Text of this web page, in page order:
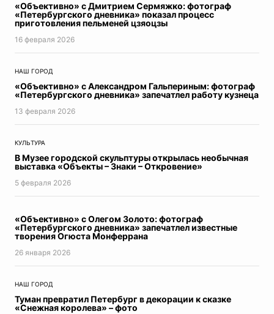
«Объективно» с Дмитрием Сермяжко: фотограф
«Петербургского дневника» показал процесс
приготовления пельменей цзяоцзы
16 февраля 2026
НАШ ГОРОД
«Объективно» с Александром Гальпериным: фотограф
«Петербургского дневника» запечатлел работу кузнеца
13 февраля 2026
КУЛЬТУРА
В Музее городской скульптуры открылась необычная
выставка «Объекты – Знаки – Откровение»
5 февраля 2026
«Объективно» с Олегом Золото: фотограф
«Петербургского дневника» запечатлел известные
творения Огюста Монферрана
26 января 2026
НАШ ГОРОД
Туман превратил Петербург в декорации к сказке
«Снежная королева» – фото